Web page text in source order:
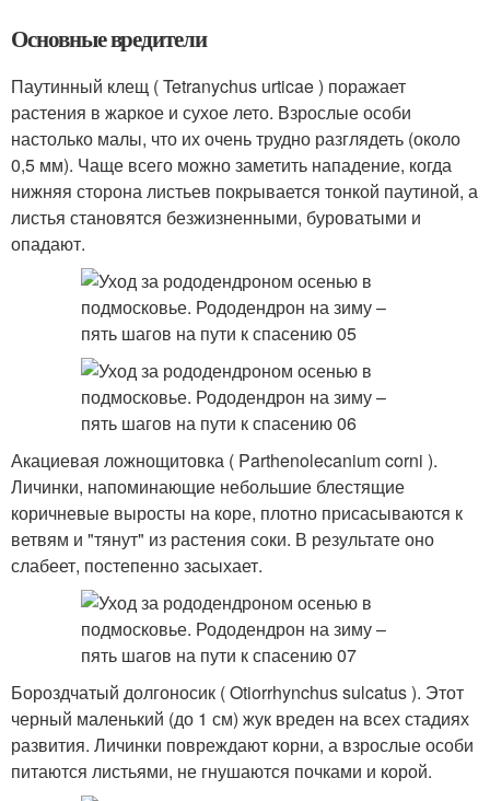
Основные вредители
Паутинный клещ ( Tetranychus urticae ) поражает
растения в жаркое и сухое лето. Взрослые особи
настолько малы, что их очень трудно разглядеть (около
0,5 мм). Чаще всего можно заметить нападение, когда
нижняя сторона листьев покрывается тонкой паутиной, а
листья становятся безжизненными, буроватыми и
опадают.
Акациевая ложнощитовка ( Parthenolecanium corni ).
Личинки, напоминающие небольшие блестящие
коричневые выросты на коре, плотно присасываются к
ветвям и "тянут" из растения соки. В результате оно
слабеет, постепенно засыхает.
Бороздчатый долгоносик ( Otiorrhynchus sulcatus ). Этот
черный маленький (до 1 см) жук вреден на всех стадиях
развития. Личинки повреждают корни, а взрослые особи
питаются листьями, не гнушаются почками и корой.